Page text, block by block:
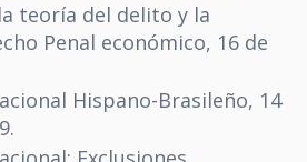
teoría del delito y la
Penal económico, 16 de
Hispano-Brasileño, 14